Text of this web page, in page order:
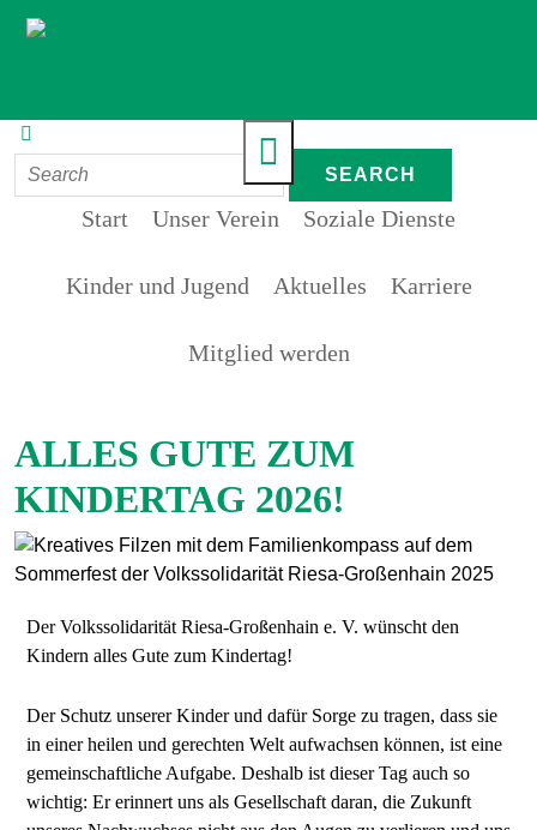
Start Unser Verein Soziale Dienste
Kinder und Jugend Aktuelles Karriere
Mitglied werden
ALLES GUTE ZUM
KINDERTAG 2026!
Der Volkssolidarität Riesa-Großenhain e. V. wünscht den
Kindern alles Gute zum Kindertag!
Der Schutz unserer Kinder und dafür Sorge zu tragen, dass sie
in einer heilen und gerechten Welt aufwachsen können, ist eine
gemeinschaftliche Aufgabe. Deshalb ist dieser Tag auch so
wichtig: Er erinnert uns als Gesellschaft daran, die Zukunft